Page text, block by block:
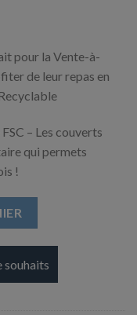
pour la Vente-à-
de leur repas en
– Les couverts
qui permets
!
souhaits